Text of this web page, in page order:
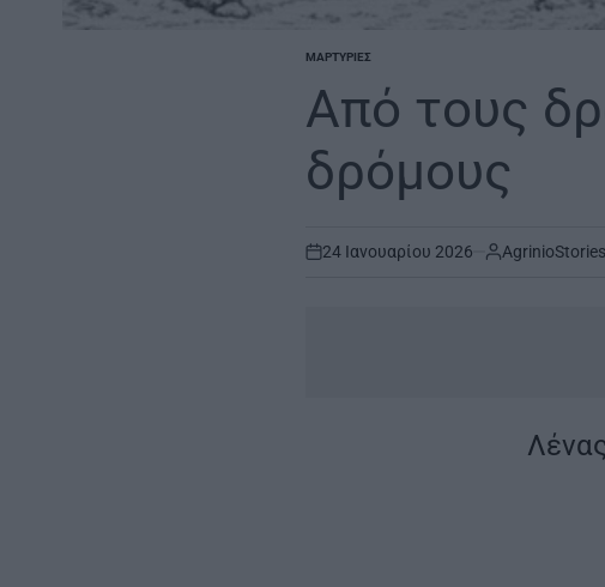
POSTED
ΜΑΡΤΥΡΊΕΣ
Από τους
δρόμους
on
24 Ιανουαρίου 2026 AgrinioStories